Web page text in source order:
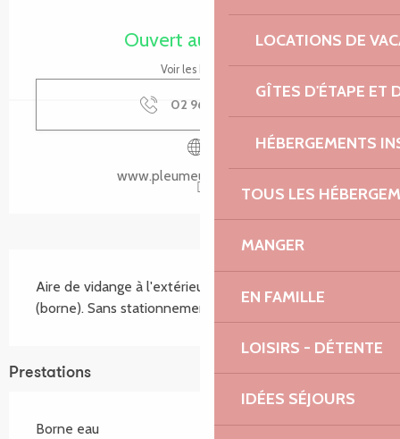
LOCATIONS DE
GÎTES D'ÉTAPE ET
HÉBERGEMENTS
TOUS LES
MANGER
EN FAMILLE
LOISIRS - DÉTENTE
IDÉES SÉJOURS
Ouvert aujourd'hui
Voir les horaires
02 96 23 93
www.pleumeur-bodou.com
Aire de vidange à l'extérieur du camping municipal
(borne). Sans stationnement.
Prestations
Borne eau